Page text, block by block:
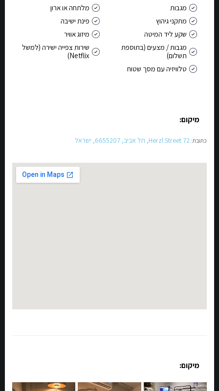
מגבות
מלתחה או ארון
מתקני גיהוץ
פינת ישיבה
שקע ליד המיטה
מיזוג אוויר
מגבות / מצעים (בתוספת
תשלום)
שירות צפייה ישירה (למשל
Netflix)
טלוויזיה עם מסך שטוח
מיקום:
כתובת: 72 Herzl Street, תל אביב, 6655207, ישראל
מיקום: